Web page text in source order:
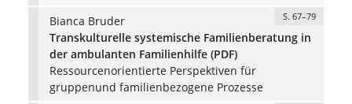
Bianca Bruder
S. 67–79
Transkulturelle systemische Familienberatung in
der ambulanten Familienhilfe (PDF)
Ressourcenorientierte Perspektiven für
gruppenund familienbezogene Prozesse